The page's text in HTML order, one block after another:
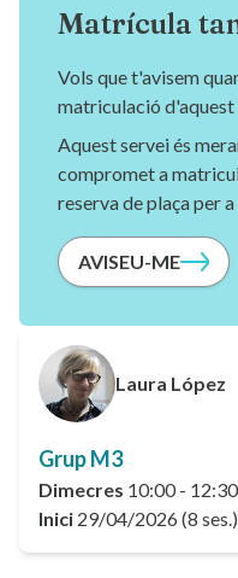
Matrícula
Vols que t'avisem
matriculació d'aquest
Aquest servei és
compromet a
reserva de plaça per
AVISEU-ME
Grup M3
Dimecres 10:00 - 12:30
Inici 29/04/2026 (8 ses.)
Laura López